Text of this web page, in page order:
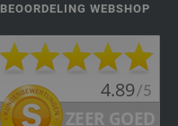
BEOORDELING WEBSHOP